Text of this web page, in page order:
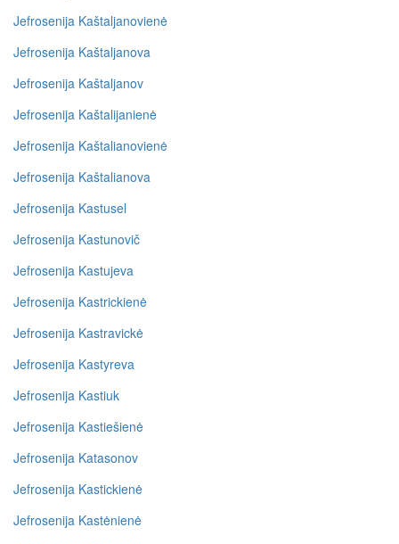
Jefrosenija Kaštaljanovienė
Jefrosenija Kaštaljanova
Jefrosenija Kaštaljanov
Jefrosenija Kaštalijanienė
Jefrosenija Kaštalianovienė
Jefrosenija Kaštalianova
Jefrosenija Kastusel
Jefrosenija Kastunovič
Jefrosenija Kastujeva
Jefrosenija Kastrickienė
Jefrosenija Kastravickė
Jefrosenija Kastyreva
Jefrosenija Kastiuk
Jefrosenija Kastiešienė
Jefrosenija Katasonov
Jefrosenija Kastickienė
Jefrosenija Kastėnienė